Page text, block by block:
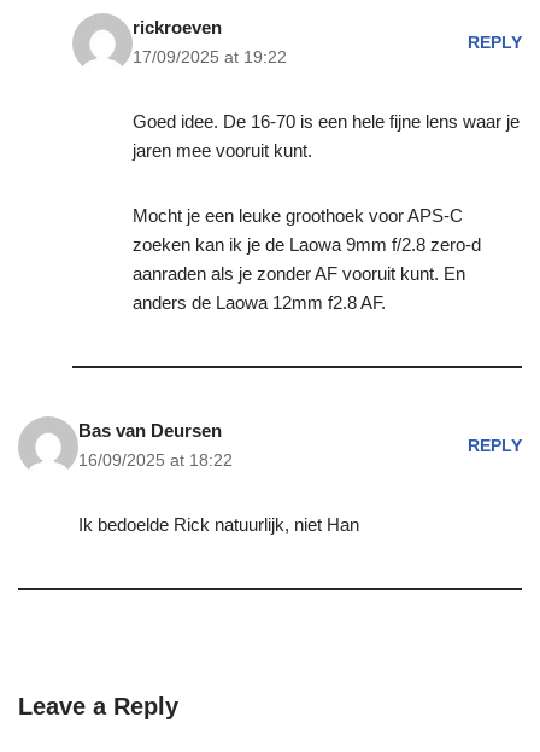
rickroeven
17/09/2025 at 19:22
REPLY
Goed idee. De 16-70 is een hele fijne lens waar je
jaren mee vooruit kunt.
Mocht je een leuke groothoek voor APS-C
zoeken kan ik je de Laowa 9mm f/2.8 zero-d
aanraden als je zonder AF vooruit kunt. En
anders de Laowa 12mm f2.8 AF.
Bas van Deursen
16/09/2025 at 18:22
REPLY
Ik bedoelde Rick natuurlijk, niet Han
Leave a Reply